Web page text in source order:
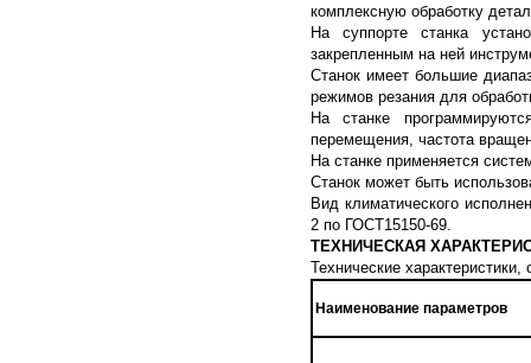
комплексную обработку
На суппорте станка
закрепленным на ней
Станок имеет большие
режимов резания для
На станке
перемещения, частота
На станке применяется
Станок может быть
Вид климатического
2 по ГОСТ15150-69.
ТЕХНИЧЕСКАЯ
Технические
Наименование параметров